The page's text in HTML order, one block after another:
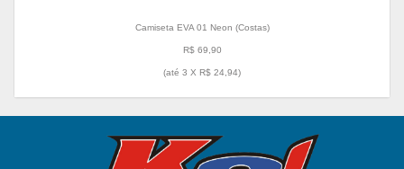
Camiseta EVA 01 Neon (Costas)
R$ 69,90
(até 3 X R$ 24,94)